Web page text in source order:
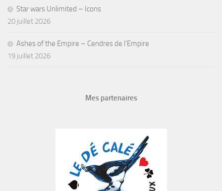
Star wars Unlimited – Icons
20 juillet 2026
Ashes of the Empire – Cendres de l’Empire
19 juillet 2026
Mes partenaires